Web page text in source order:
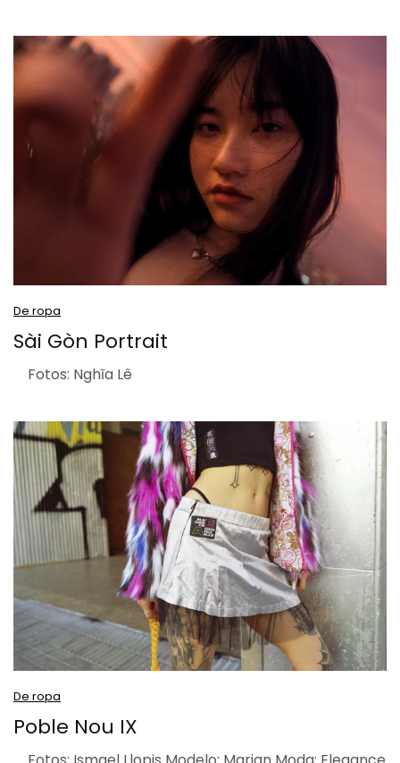
De ropa
Sài Gòn Portrait
Fotos: Nghĩa Lê
De ropa
Poble Nou IX